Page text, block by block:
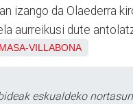
izango da Olaederra
aurreikusi dute
VILLABONA
eskualdeko